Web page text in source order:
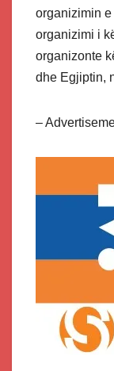
organizimin
organizimi i
organizonte
dhe Egjiptin,
–